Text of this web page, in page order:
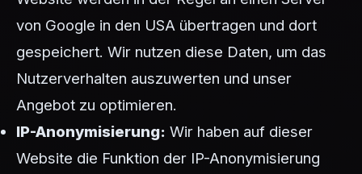
von Google in den USA übertragen und dort
gespeichert. Wir nutzen diese Daten, um das
Nutzerverhalten auszuwerten und unser
Angebot zu optimieren.
IP-Anonymisierung: Wir haben auf dieser
Website die Funktion der IP-Anonymisierung